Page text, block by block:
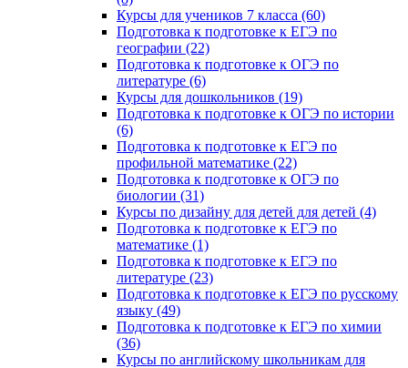
Курсы для учеников 7 класса (60)
Подготовка к подготовке к ЕГЭ по
географии (22)
Подготовка к подготовке к ОГЭ по
литературе (6)
Курсы для дошкольников (19)
Подготовка к подготовке к ОГЭ по истории
(6)
Подготовка к подготовке к ЕГЭ по
профильной математике (22)
Подготовка к подготовке к ОГЭ по
биологии (31)
Курсы по дизайну для детей для детей (4)
Подготовка к подготовке к ЕГЭ по
математике (1)
Подготовка к подготовке к ЕГЭ по
литературе (23)
Подготовка к подготовке к ЕГЭ по русскому
языку (49)
Подготовка к подготовке к ЕГЭ по химии
(36)
Курсы по английскому школьникам для